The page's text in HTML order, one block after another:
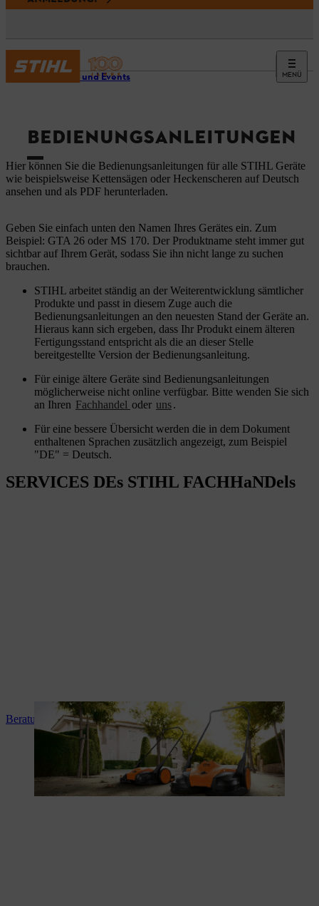
MENÜ
Service und Events
BEDIENUNGSANLEITUNGEN
Hier können Sie die Bedienungsanleitungen für alle STIHL Geräte
wie beispielsweise Kettensägen oder Heckenscheren auf Deutsch
ansehen und als PDF herunterladen.
Geben Sie einfach unten den Namen Ihres Gerätes ein. Zum
Beispiel: GTA 26 oder MS 170. Der Produktname steht immer gut
sichtbar auf Ihrem Gerät, sodass Sie ihn nicht lange zu suchen
brauchen.
STIHL arbeitet ständig an der Weiterentwicklung sämtlicher
Produkte und passt in diesem Zuge auch die
Bedienungsanleitungen an den neuesten Stand der Geräte an.
Hieraus kann sich ergeben, dass Ihr Produkt einem älteren
Fertigungsstand entspricht als die an dieser Stelle
bereitgestellte Version der Bedienungsanleitung.
Für einige ältere Geräte sind Bedienungsanleitungen
möglicherweise nicht online verfügbar. Bitte wenden Sie sich
an Ihren Fachhandel oder uns.
Für eine bessere Übersicht werden die in dem Dokument
enthaltenen Sprachen zusätzlich angezeigt, zum Beispiel
"DE" = Deutsch.
SERVICES DEs STIHL FACHHaNDels
Beratung und Produkteinweisung